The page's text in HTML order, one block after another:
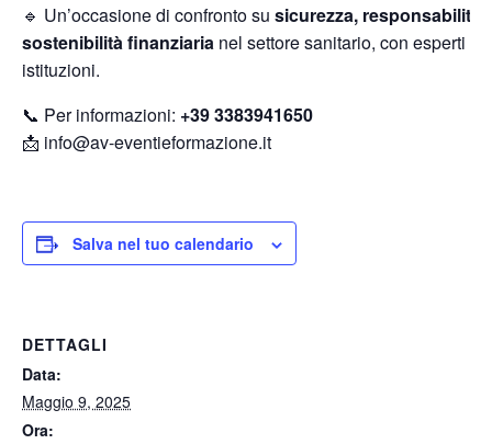
🔹 Un’occasione di confronto su sicurezza, responsabilità
sostenibilità finanziaria nel settore sanitario, con esperti e
istituzioni.
📞 Per informazioni: +39 3383941650
📩 info@av-eventieformazione.it
Salva nel tuo calendario
DETTAGLI
Data:
Maggio 9, 2025
Ora: